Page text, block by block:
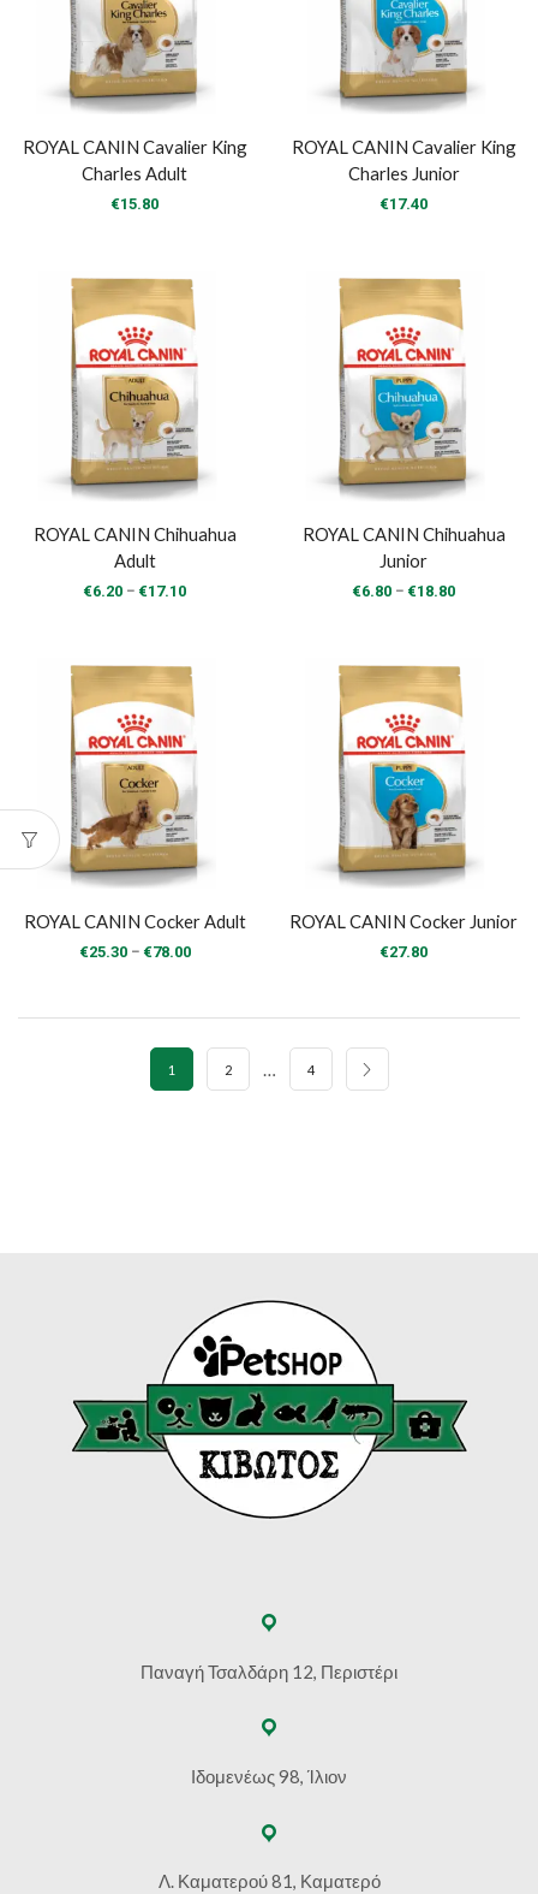
ROYAL CANIN Cavalier King
Charles Adult
€15.80
ROYAL CANIN Cavalier King
Charles Junior
€17.40
ROYAL CANIN Chihuahua
Adult
€6.20 – €17.10Price
€17.10
ROYAL CANIN Chihuahua
Junior
€6.80 – €18.80Price
€18.80
ROYAL CANIN Cocker Adult
€25.30 – €78.00Price
through
ROYAL CANIN Cocker Junior
€27.80
1 2 … 4
Παναγή Τσαλδάρη 12, Περιστέρι
Ιδομενέως 98, Ίλιον
Λ. Καματερού 81, Καματερό